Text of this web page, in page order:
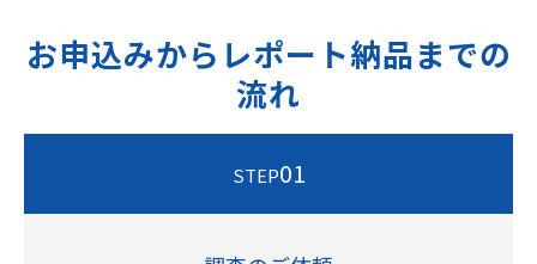
お申込みからレポート納品までの
流れ
STEP01